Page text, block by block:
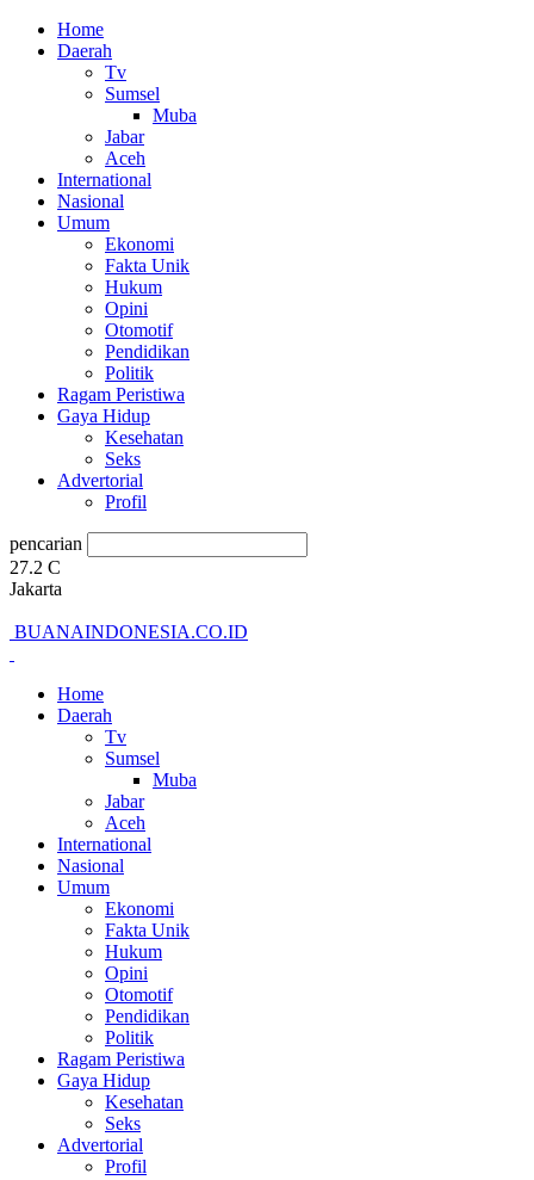
Home
Daerah
Tv
Sumsel
Muba
Jabar
Aceh
International
Nasional
Umum
Ekonomi
Fakta Unik
Hukum
Opini
Otomotif
Pendidikan
Politik
Ragam Peristiwa
Gaya Hidup
Kesehatan
Seks
Advertorial
Profil
pencarian
27.2 C
Jakarta
BUANAINDONESIA.CO.ID
Home
Daerah
Tv
Sumsel
Muba
Jabar
Aceh
International
Nasional
Umum
Ekonomi
Fakta Unik
Hukum
Opini
Otomotif
Pendidikan
Politik
Ragam Peristiwa
Gaya Hidup
Kesehatan
Seks
Advertorial
Profil